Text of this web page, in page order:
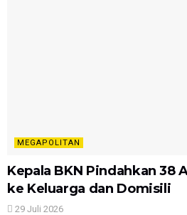
MEGAPOLITAN
Kepala BKN Pindahkan 38
ke Keluarga dan Domisili
29 Juli 2026